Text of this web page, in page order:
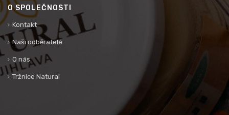
O SPOLEČNOSTI
Kontakt
Naši odběratelé
O nás
Tržnice Natural